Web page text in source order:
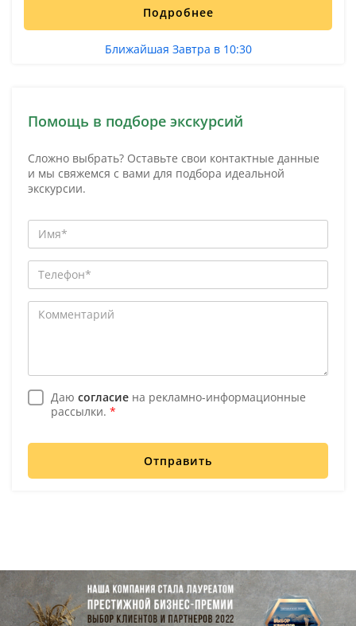
Подробнее
Ближайшая Завтра в 10:30
Помощь в подборе экскурсий
Сложно выбрать? Оставьте свои контактные данные
и мы свяжемся с вами для подбора идеальной
экскурсии.
Даю согласие на рекламно-информационные
рассылки. *
Отправить